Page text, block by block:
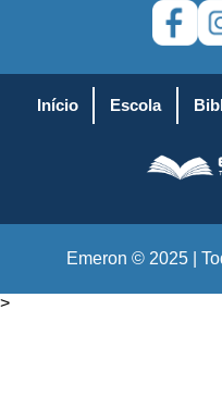
Início Escola
Emeron © 2025 |
>